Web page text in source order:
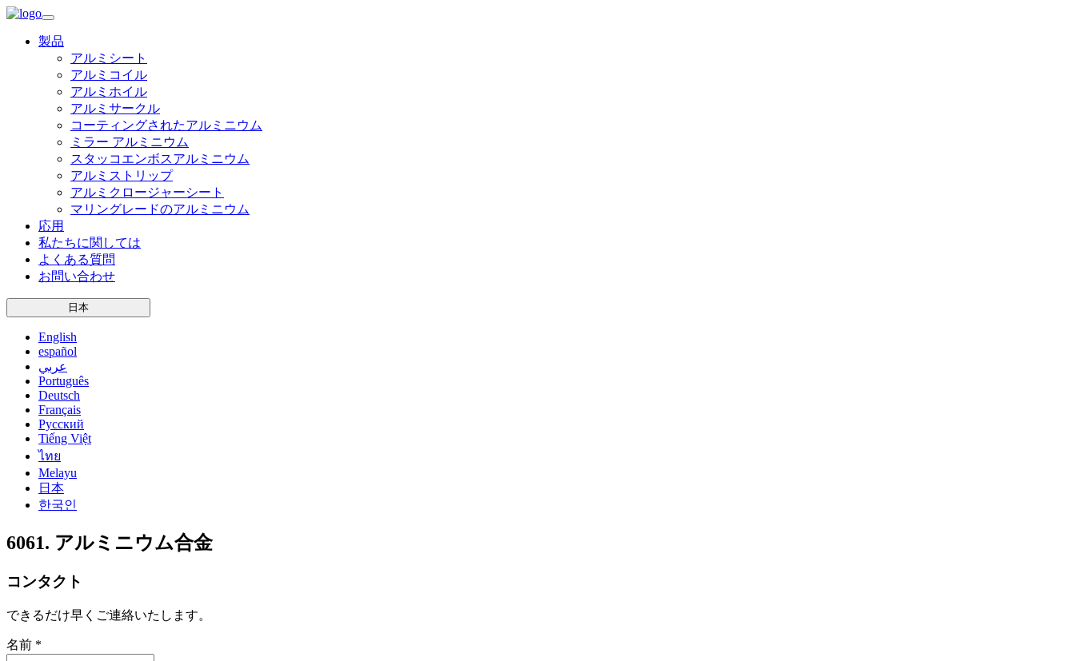
製品
アルミシート
アルミコイル
アルミホイル
アルミサークル
コーティングされたアルミニウム
ミラー アルミニウム
スタッコエンボスアルミニウム
アルミストリップ
アルミクロージャーシート
マリングレードのアルミニウム
応用
私たちに関しては
よくある質問
お問い合わせ
日本
English
español
عربي
Português
Deutsch
Français
Русский
Tiếng Việt
ไทย
Melayu
日本
한국인
6061. アルミニウム合金
コンタクト
できるだけ早くご連絡いたします。
名前 *